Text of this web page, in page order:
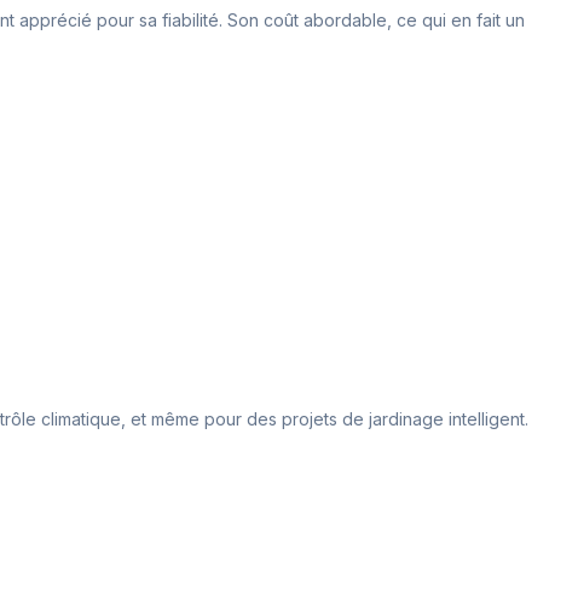
apprécié pour sa fiabilité. Son coût abordable, ce qui en fait un
climatique, et même pour des projets de jardinage intelligent.